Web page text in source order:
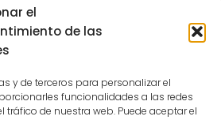
el
de las
y de terceros para personalizar el
funcionalidades a las redes
tráfico de nuestra web. Puede aceptar el
user are not allowed
is not a confirmed